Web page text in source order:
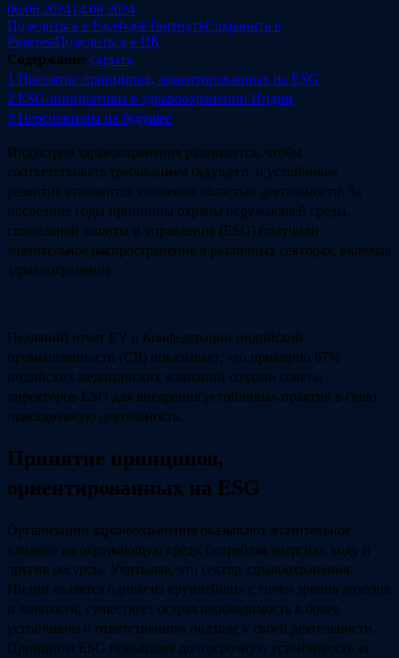
06.06.202414.08.2024
Поделиться в FacebookТвитнутьСохранить в
PinterestПоделиться в ВК
Содержание скрыть
1 Принятие принципов, ориентированных на ESG
2 ESG-инициативы в здравоохранении Индии
3 Перспективы на будущее
Индустрия здравоохранения развивается, чтобы
соответствовать требованиям будущего, и устойчивое
развитие становится ключевой областью деятельности. За
последние годы принципы охраны окружающей среды,
социальной защиты и управления (ESG) получили
значительное распространение в различных секторах, включая
здравоохранение.
Недавний отчет EY и Конфедерации индийской
промышленности (CII) показывает, что примерно 67%
индийских медицинских компаний создали советы
директоров ESG для внедрения устойчивых практик в свою
повседневную деятельность.
Принятие принципов,
ориентированных на ESG
Организации здравоохранения оказывают значительное
влияние на окружающую среду, потребляя энергию, воду и
другие ресурсы. Учитывая, что сектор здравоохранения
Индии является одним из крупнейших с точки зрения доходов
и занятости, существует острая необходимость в более
устойчивом и ответственном подходе к своей деятельности.
Принципы ESG повышают долгосрочную устойчивость за